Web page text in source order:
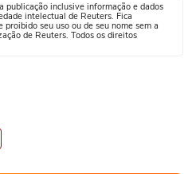
publicação inclusive informação e dados
intelectual de Reuters. Fica
proibido seu uso ou de seu nome sem a
de Reuters. Todos os direitos